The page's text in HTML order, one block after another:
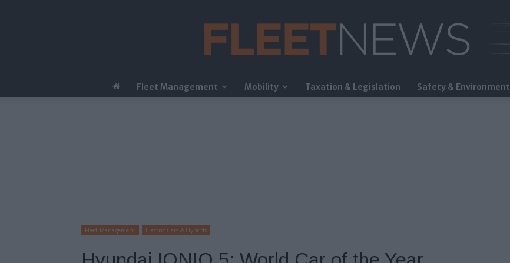
FleetNews
Fleet Management Mobility Taxation & Legislation Safety & Environment
Fleet Management Electric Cars & Hybrids